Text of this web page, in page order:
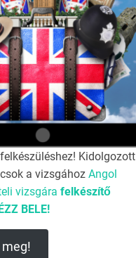
Kidolgozott
a vizsgához Angol
vizsgára felkészítő
BELE!
meg!